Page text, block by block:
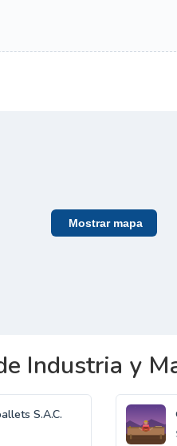
Mostrar mapa
Industria y
S.A.C.